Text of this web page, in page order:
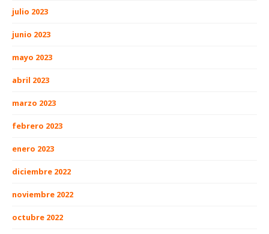
julio 2023
junio 2023
mayo 2023
abril 2023
marzo 2023
febrero 2023
enero 2023
diciembre 2022
noviembre 2022
octubre 2022